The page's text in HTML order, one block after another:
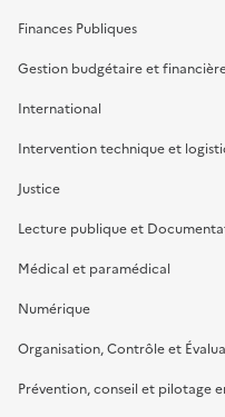
Finances Publiques
Gestion budgétaire et
International
Intervention technique et
Justice
Lecture publique et
Médical et paramédical
Numérique
Organisation, Contrôle et
Prévention, conseil et pilotage